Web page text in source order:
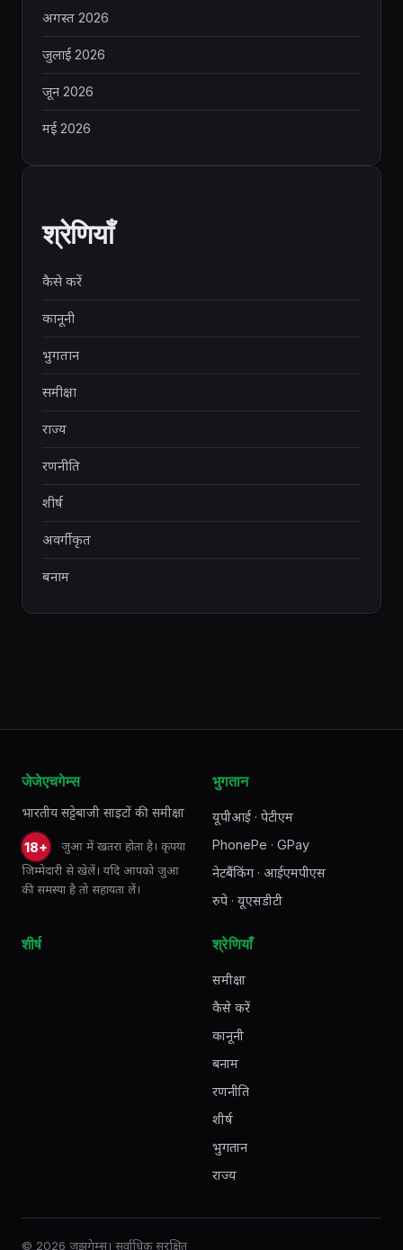
अगस्त 2026
जुलाई 2026
जून 2026
मई 2026
श्रेणियाँ
कैसे करें
कानूनी
भुगतान
समीक्षा
राज्य
रणनीति
शीर्ष
अवर्गीकृत
बनाम
जेजेएचगेम्स
भारतीय सट्टेबाजी साइटों की समीक्षा
18+
जुआ में खतरा होता है। कृपया
जिम्मेदारी से खेलें। यदि आपको जुआ
की समस्या है तो सहायता लें।
भुगतान
यूपीआई · पेटीएम
PhonePe · GPay
नेटबैंकिंग · आईएमपीएस
रुपे · यूएसडीटी
शीर्ष श्रेणियाँ
समीक्षा
कैसे करें
कानूनी
बनाम
रणनीति
शीर्ष
भुगतान
राज्य
© 2026 जझगेम्स। सर्वाधिक सुरक्षित